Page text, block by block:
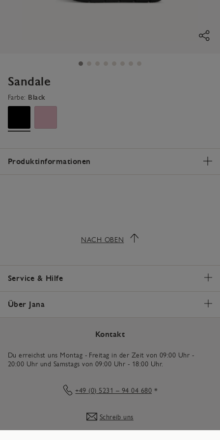
Sandale
Farbe: Black
Produktinformationen
NACH OBEN
Service & Hilfe
Über Jana
Kontakt
Du erreichst uns Montag - Freitag in der Zeit von 09:00 Uhr -
20:00 Uhr und Samstags von 09:00 Uhr - 18:00 Uhr.
+49 (0) 5231 – 94 04 680 *
Schreib uns